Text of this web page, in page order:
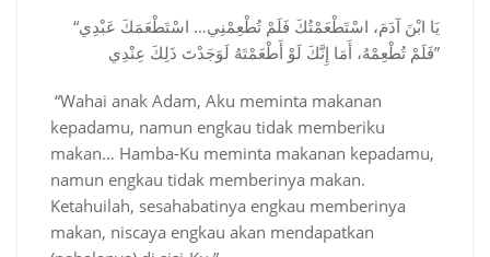
“يَا ابْنَ آدَمَ، اسْتَطْعَمْتُكَ فَلَمْ تُطْعِمْنِي… اسْتَطْعَمَكَ عَبْدِي
فَلَمْ تُطْعِمْهُ، أَمَا إِنَّكَ لَوْ أَطْعَمْتَهُ لَوَجَدْتَ ذَلِكَ عِنْدِي”
“Wahai anak Adam, Aku meminta makanan
kepadamu, namun engkau tidak memberiku
makan… Hamba-Ku meminta makanan kepadamu,
namun engkau tidak memberinya makan.
Ketahuilah, sesahabatinya engkau memberinya
makan, niscaya engkau akan mendapatkan